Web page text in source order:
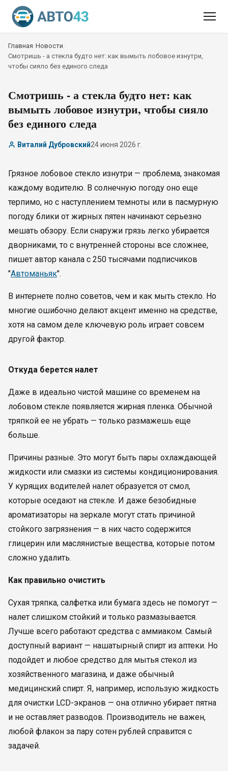
Главная Новости
Смотришь - а стекла будто нет: как вымыть лобовое изнутри,
чтобы сияло без единого следа
Смотришь - а стекла будто нет: как
вымыть лобовое изнутри, чтобы сияло
без единого следа
Виталий Дубровский24 июня 2026 г.
Грязное лобовое стекло изнутри — проблема, знакомая
каждому водителю. В солнечную погоду оно еще
терпимо, но с наступлением темноты или в пасмурную
погоду блики от жирных пятен начинают серьезно
мешать обзору. Если снаружи грязь легко убирается
дворниками, то с внутренней стороны все сложнее,
пишет автор канала с 250 тысячами подписчиков
"Автоманьяк".
В интернете полно советов, чем и как мыть стекло. Но
многие ошибочно делают акцент именно на средстве,
хотя на самом деле ключевую роль играет совсем
другой фактор.
Откуда берется налет
Даже в идеально чистой машине со временем на
лобовом стекле появляется жирная пленка. Обычной
тряпкой ее не убрать — только размажешь еще
больше.
Причины разные. Это могут быть пары охлаждающей
жидкости или смазки из системы кондиционирования.
У курящих водителей налет образуется от смол,
которые оседают на стекле. И даже безобидные
ароматизаторы на зеркале могут стать причиной
стойкого загрязнения — в них часто содержится
глицерин или маслянистые вещества, которые потом
сложно удалить.
Как правильно очистить
Сухая тряпка, салфетка или бумага здесь не помогут —
налет слишком стойкий и только размазывается.
Лучше всего работают средства с аммиаком. Самый
доступный вариант — нашатырный спирт из аптеки. Но
подойдет и любое средство для мытья стекол из
хозяйственного магазина, и даже обычный
медицинский спирт. Я, например, использую жидкость
для очистки LCD-экранов — она отлично убирает пятна
и не оставляет разводов. Производитель не важен,
любой флакон за пару сотен рублей справится с
задачей.